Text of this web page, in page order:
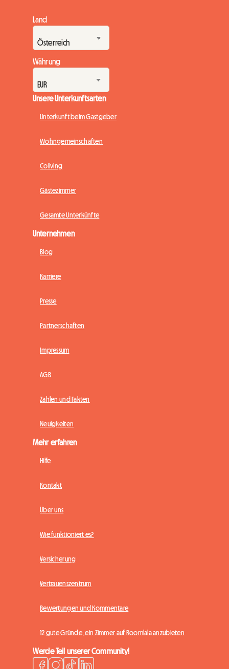
Land
Währung
Unsere Unterkunftsarten
Unterkunft beim Gastgeber
Wohngemeinschaften
Coliving
Gästezimmer
Gesamte Unterkünfte
Unternehmen
Blog
Karriere
Presse
Partnerschaften
Impressum
AGB
Zahlen und Fakten
Neuigkeiten
Mehr erfahren
Hilfe
Kontakt
Über uns
Wie funktioniert es?
Versicherung
Vertrauenszentrum
Bewertungen und Kommentare
12 gute Gründe, ein Zimmer auf Roomlala anzubieten
Werde Teil unserer Community!